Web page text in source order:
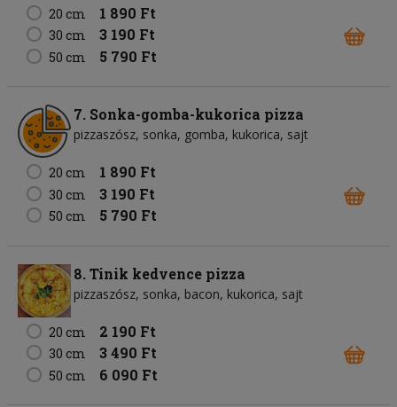
20 cm 1 890 Ft
30 cm 3 190 Ft
50 cm 5 790 Ft
7. Sonka-gomba-kukorica pizza
pizzaszósz sonka gomba kukorica sajt
20 cm 1 890 Ft
30 cm 3 190 Ft
50 cm 5 790 Ft
8. Tinik kedvence pizza
pizzaszósz sonka bacon kukorica sajt
20 cm 2 190 Ft
30 cm 3 490 Ft
50 cm 6 090 Ft